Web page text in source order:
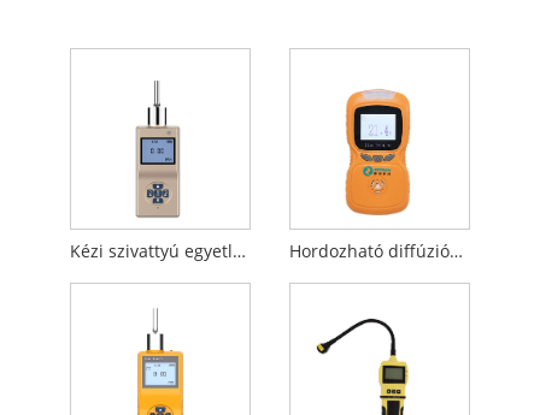
Kézi szivattyú egyetlen gázdetektor Hordozható diffúziós gázdetektor